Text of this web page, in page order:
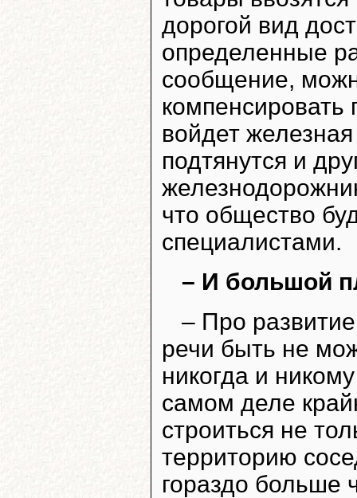
дорогой вид
определенные
сообщение,
компенсировать
войдет
подтянутся и
что общество
специалистами.
– И большой
– Про
речи быть не
никогда и
самом деле
строиться не
территорию
гораздо больше